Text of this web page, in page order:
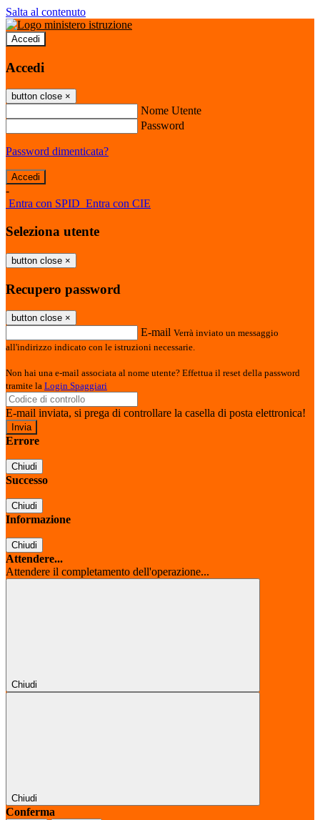
Salta al contenuto
Accedi
Accedi
button close ×
Nome Utente
Password
Password dimenticata?
-
Entra con SPID Entra con CIE
Seleziona utente
button close ×
Recupero password
button close ×
E-mail Verrà inviato un messaggio
all'indirizzo indicato con le istruzioni necessarie.
Non hai una e-mail associata al nome utente? Effettua il reset della password
tramite la Login Spaggiari
E-mail inviata, si prega di controllare la casella di posta elettronica!
Errore
Chiudi
Successo
Chiudi
Informazione
Chiudi
Attendere...
Attendere il completamento dell'operazione...
Chiudi
Chiudi
Conferma